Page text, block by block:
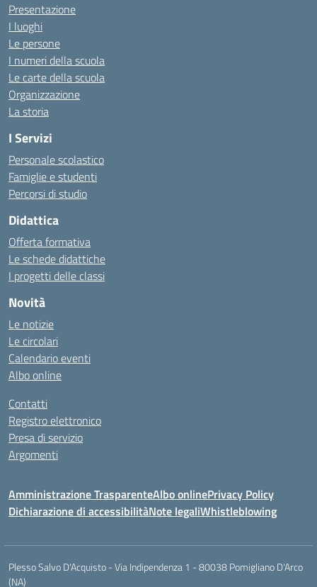
Presentazione
I luoghi
Le persone
I numeri della scuola
Le carte della scuola
Organizzazione
La storia
I Servizi
Personale scolastico
Famiglie e studenti
Percorsi di studio
Didattica
Offerta formativa
Le schede didattiche
I progetti delle classi
Novità
Le notizie
Le circolari
Calendario eventi
Albo online
Contatti
Registro elettronico
Presa di servizio
Argomenti
Amministrazione TrasparenteAlbo onlinePrivacy Policy
Dichiarazione di accessibilitàNote legaliWhistleblowing
Plesso Salvo D'Acquisto - Via Indipendenza 1 - 80038 Pomigliano D'Arco
(NA)